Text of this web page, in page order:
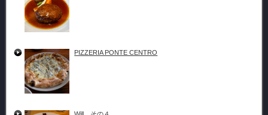
PIZZERIA PONTE CENTRO